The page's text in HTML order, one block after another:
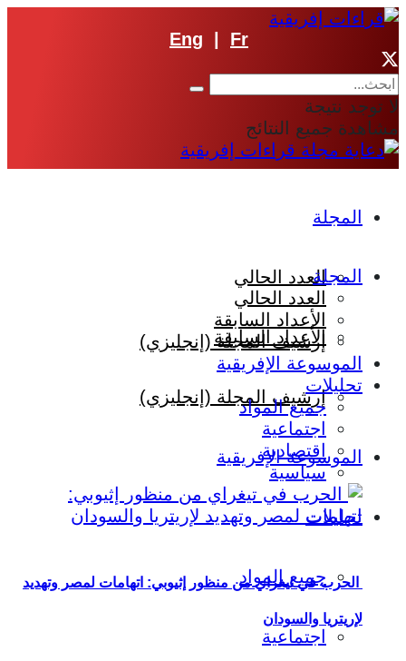
Eng Fr
لا توجد نتيجة
مشاهدة جميع النتائج
المجلة
العدد الحالي
الأعداد السابقة
إرشيف المجلة (إنجليزي)
الموسوعة الإفريقية
تحليلات
جميع المواد
اجتماعية
المجلة
العدد الحالي
الأعداد السابقة
إرشيف المجلة (إنجليزي)
الموسوعة الإفريقية
تحليلات
جميع المواد
اجتماعية
اقتصادية
سياسية
الحرب في تيغراي من منظور إثيوبي: اتهامات لمصر وتهديد
لإريتريا والسودان